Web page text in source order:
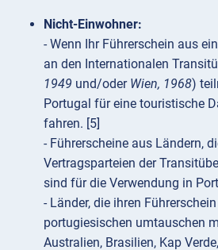
Nicht-Einwohner:
- Wenn Ihr Führerschein aus
an den Internationalen
1949 und/oder Wien, 1968)
Portugal für eine touristische
fahren. [5]
- Führerscheine aus Ländern,
Vertragsparteien der
sind für die Verwendung in
- Länder, die ihren
portugiesischen umtauschen
Australien, Brasilien, Kap